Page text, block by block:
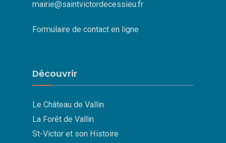
mairie@saintvictordecessieu.fr
Formulaire de contact en ligne
Découvrir
Le Château de Vallin
La Forêt de Vallin
St-Victor et son Histoire